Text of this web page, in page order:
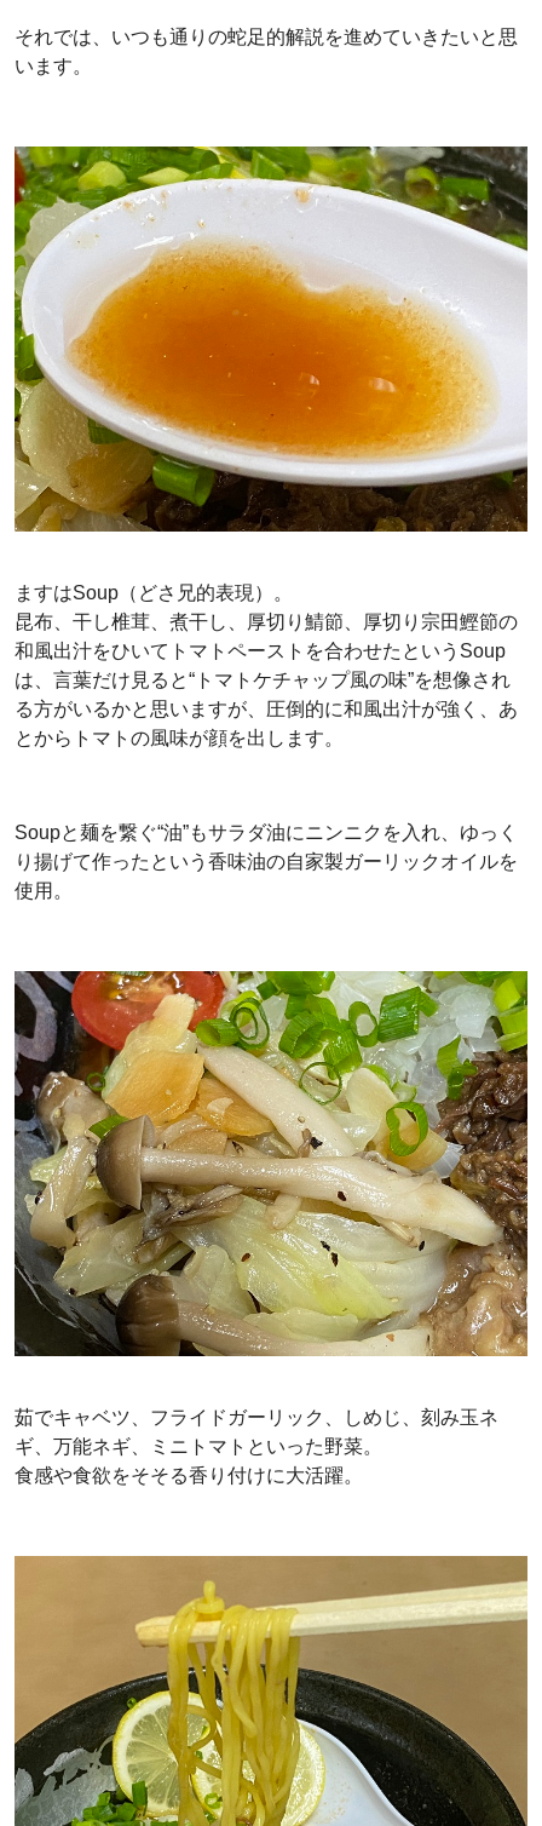
それでは、いつも通りの蛇足的解説を進めていきたいと思
います。
ますはSoup（どさ兄的表現）。
昆布、干し椎茸、煮干し、厚切り鯖節、厚切り宗田鰹節の
和風出汁をひいてトマトペーストを合わせたというSoup
は、言葉だけ見ると“トマトケチャップ風の味”を想像され
る方がいるかと思いますが、圧倒的に和風出汁が強く、あ
とからトマトの風味が顔を出します。
Soupと麺を繋ぐ“油”もサラダ油にニンニクを入れ、ゆっく
り揚げて作ったという香味油の自家製ガーリックオイルを
使用。
茹でキャベツ、フライドガーリック、しめじ、刻み玉ネ
ギ、万能ネギ、ミニトマトといった野菜。
食感や食欲をそそる香り付けに大活躍。